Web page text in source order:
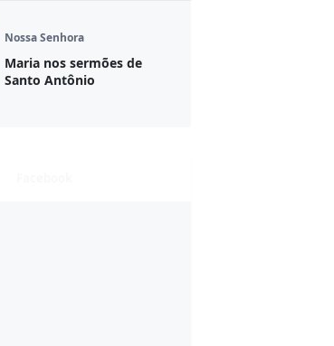
Nossa Senhora
Maria nos sermões de
Santo Antônio